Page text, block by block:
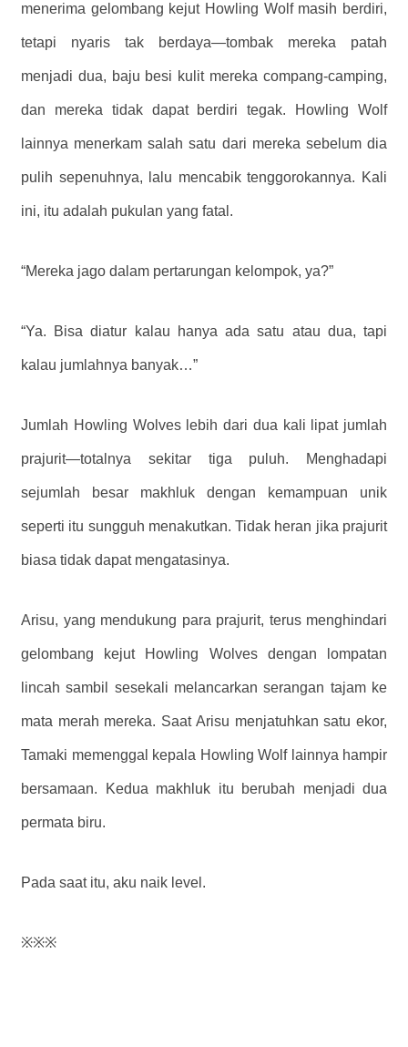
menerima gelombang kejut Howling Wolf masih berdiri,
tetapi nyaris tak berdaya—tombak mereka patah
menjadi dua, baju besi kulit mereka compang-camping,
dan mereka tidak dapat berdiri tegak. Howling Wolf
lainnya menerkam salah satu dari mereka sebelum dia
pulih sepenuhnya, lalu mencabik tenggorokannya. Kali
ini, itu adalah pukulan yang fatal.
“Mereka jago dalam pertarungan kelompok, ya?”
“Ya. Bisa diatur kalau hanya ada satu atau dua, tapi
kalau jumlahnya banyak…”
Jumlah Howling Wolves lebih dari dua kali lipat jumlah
prajurit—totalnya sekitar tiga puluh. Menghadapi
sejumlah besar makhluk dengan kemampuan unik
seperti itu sungguh menakutkan. Tidak heran jika prajurit
biasa tidak dapat mengatasinya.
Arisu, yang mendukung para prajurit, terus menghindari
gelombang kejut Howling Wolves dengan lompatan
lincah sambil sesekali melancarkan serangan tajam ke
mata merah mereka. Saat Arisu menjatuhkan satu ekor,
Tamaki memenggal kepala Howling Wolf lainnya hampir
bersamaan. Kedua makhluk itu berubah menjadi dua
permata biru.
Pada saat itu, aku naik level.
※※※